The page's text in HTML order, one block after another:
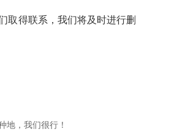
取得联系，我们将及时进行删
地，我们很行！